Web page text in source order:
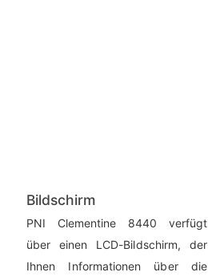
Bildschirm
PNI Clementine 8440 verfügt
über einen LCD-Bildschirm, der
Ihnen Informationen über die